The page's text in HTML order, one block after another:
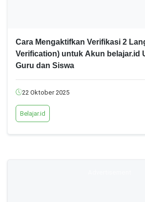
Cara Mengaktifkan Verifikasi 2
Verification) untuk Akun belajar.id
Guru dan Siswa
22 Oktober 2025
Belajar.id